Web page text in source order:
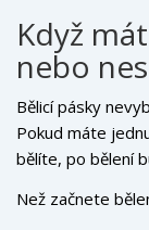
Když
nebo
Bělicí pásky
Pokud máte
bělíte, po bělení
takovém případě
Než začnete